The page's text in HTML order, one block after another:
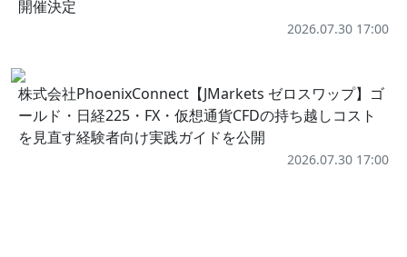
開催決定
2026.07.30 17:00
株式会社PhoenixConnect【JMarkets ゼロスワップ】ゴ
ールド・日経225・FX・仮想通貨CFDの持ち越しコスト
を見直す経験者向け実践ガイドを公開
2026.07.30 17:00